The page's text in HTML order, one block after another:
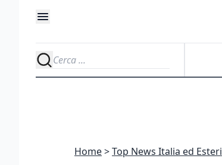
Home Top News Italia ed Esteri